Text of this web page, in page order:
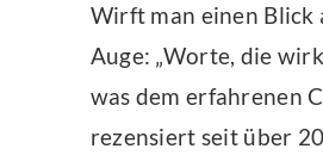
Wirft man einen Blick
Auge: „Worte, die
was dem erfahrenen
rezensiert seit über